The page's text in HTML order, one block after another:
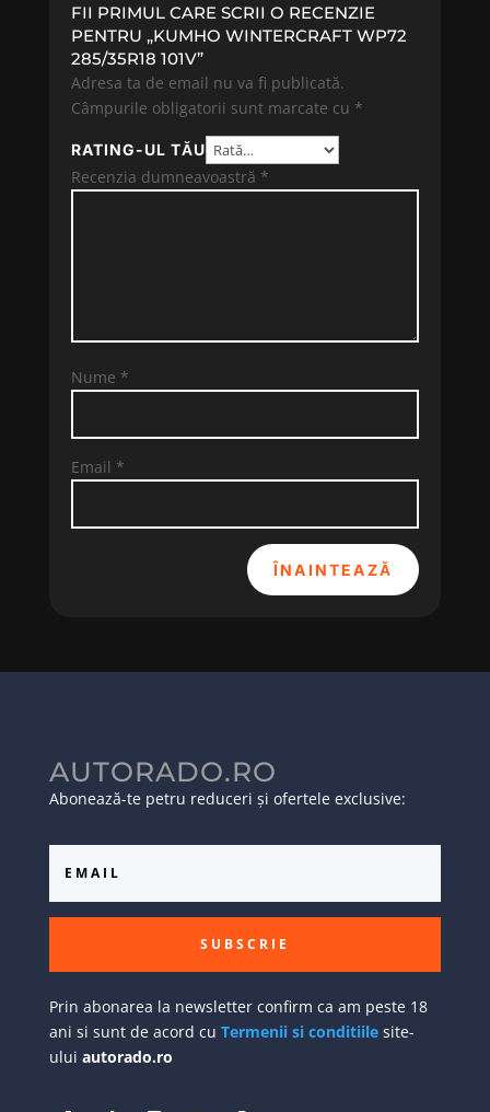
FII PRIMUL CARE SCRII O RECENZIE
PENTRU „KUMHO WINTERCRAFT WP72
285/35R18 101V”
Adresa ta de email nu va fi publicată.
Câmpurile obligatorii sunt marcate cu *
RATING-UL TĂU
Recenzia dumneavoastră *
Nume *
Email *
ÎNAINTEAZĂ
AUTORADO.RO
Abonează-te petru reduceri și ofertele exclusive:
SUBSCRIE
Prin abonarea la newsletter confirm ca am peste 18
ani si sunt de acord cu Termenii si conditiilesite-
ului autorado.ro